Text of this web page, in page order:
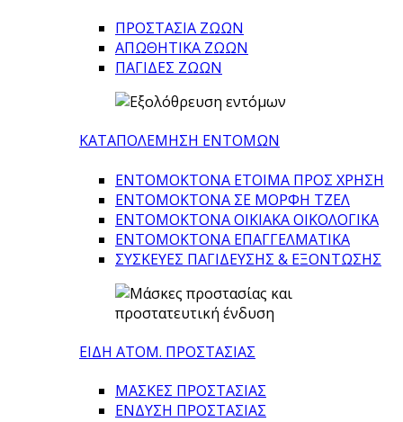
ΠΡΟΣΤΑΣΙΑ ΖΩΩΝ
ΑΠΩΘΗΤΙΚΑ ΖΩΩΝ
ΠΑΓΙΔΕΣ ΖΩΩΝ
ΚΑΤΑΠΟΛΕΜΗΣΗ ΕΝΤΟΜΩΝ
ΕΝΤΟΜΟΚΤΟΝΑ ΕΤΟΙΜΑ ΠΡΟΣ ΧΡΗΣΗ
ΕΝΤΟΜΟΚΤΟΝΑ ΣΕ ΜΟΡΦΗ ΤΖΕΛ
ΕΝΤΟΜΟΚΤΟΝΑ ΟΙΚΙΑΚΑ ΟΙΚΟΛΟΓΙΚΑ
ΕΝΤΟΜΟΚΤΟΝΑ ΕΠΑΓΓΕΛΜΑΤΙΚΑ
ΣΥΣΚΕΥΕΣ ΠΑΓΙΔΕΥΣΗΣ & ΕΞΟΝΤΩΣΗΣ
ΕΙΔΗ ΑΤΟΜ. ΠΡΟΣΤΑΣΙΑΣ
ΜΑΣΚΕΣ ΠΡΟΣΤΑΣΙΑΣ
ΕΝΔΥΣΗ ΠΡΟΣΤΑΣΙΑΣ